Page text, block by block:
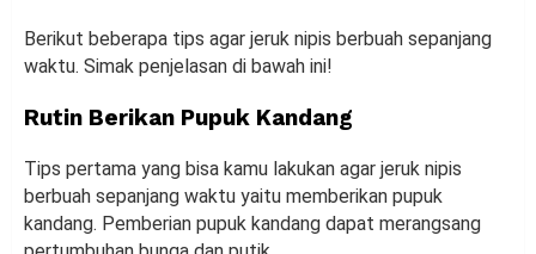
Berikut beberapa tips agar jeruk nipis berbuah sepanjang
waktu. Simak penjelasan di bawah ini!
Rutin Berikan Pupuk Kandang
Tips pertama yang bisa kamu lakukan agar jeruk nipis
berbuah sepanjang waktu yaitu memberikan pupuk
kandang. Pemberian pupuk kandang dapat merangsang